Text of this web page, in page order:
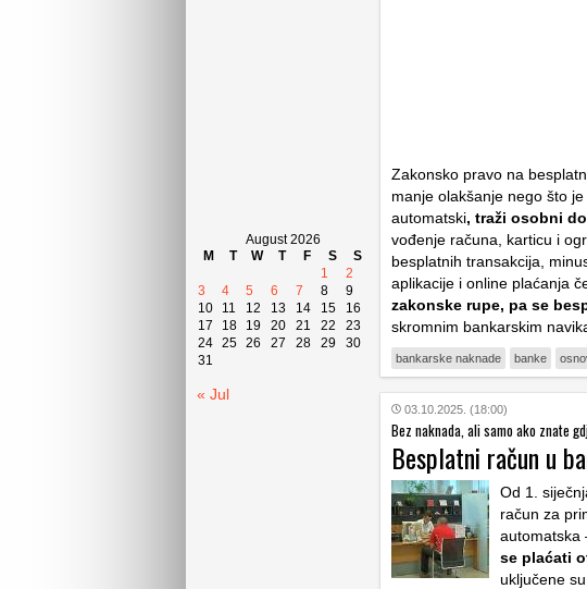
August 2026
M
T W T F S
S
1
2
3
4 5 6 7 8
9
10
11 12 13 14 15
16
17
18 19 20 21 22
23
24 25 26 27 28 29
30
31
« Jul
Zakonsko pravo na
manje olakšanje nego što
automatski, traži osobni
vođenje računa, karticu i
besplatnih transakcija,
aplikacije i online plaćanja
zakonske rupe, pa se
skromnim bankarskim
bankarske naknade banke
03.10.2025. (18:00)
Bez naknada, ali samo ako znate
Besplatni račun u
Od 1.
račun za
automatska
se plaćati
uključene